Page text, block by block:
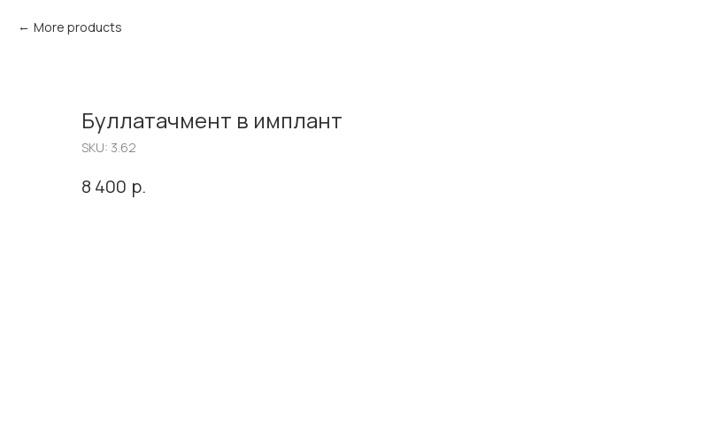
More products
Буллатачмент в имплант
SKU: 3.62
8 400 р.